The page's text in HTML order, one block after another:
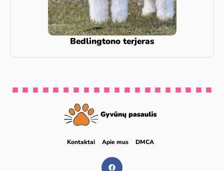
Bedlingtono terjeras
Kontaktai Apie mus DMCA